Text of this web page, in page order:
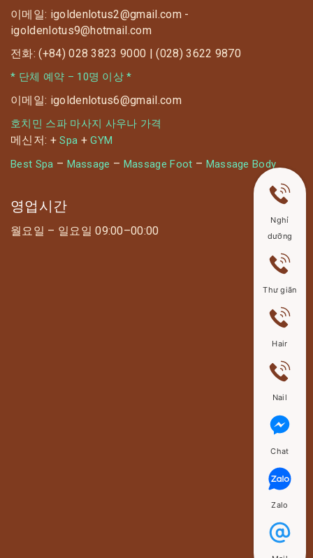
이메일: igoldenlotus2@gmail.com -
igoldenlotus9@hotmail.com
전화: (+84) 028 3823 9000 | (028) 3622 9870
* 단체 예약 – 10명 이상 *
이메일: igoldenlotus6@gmail.com
호치민 스파 마사지 사우나 가격
메신저: +Spa +GYM
Best Spa – Massage – Massage Foot – Massage Body
영업시간
월요일 – 일요일 09:00–00:00
Nghỉ
dưỡng
Thư giãn
Hair
Nail
Chat
Zalo